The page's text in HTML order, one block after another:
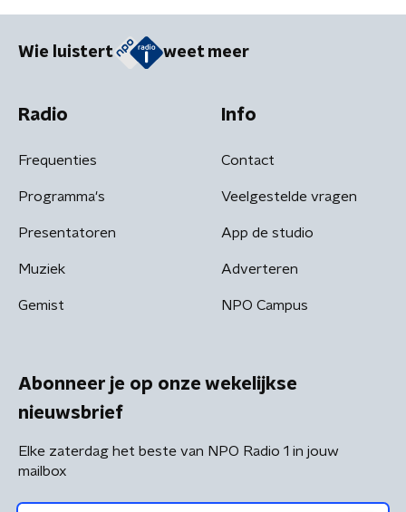
Wie luistert weet meer
Radio
Frequenties
Programma's
Presentatoren
Muziek
Gemist
Info
Contact
Veelgestelde vragen
App de studio
Adverteren
NPO Campus
Abonneer je op onze wekelijkse
nieuwsbrief
Elke zaterdag het beste van NPO Radio 1 in jouw
mailbox